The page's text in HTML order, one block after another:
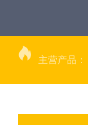
主营产品：